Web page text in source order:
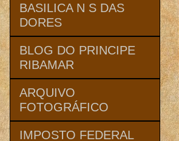
BASILICA N S DAS
DORES
BLOG DO PRINCIPE
RIBAMAR
ARQUIVO
FOTOGRÁFICO
IMPOSTO FEDERAL